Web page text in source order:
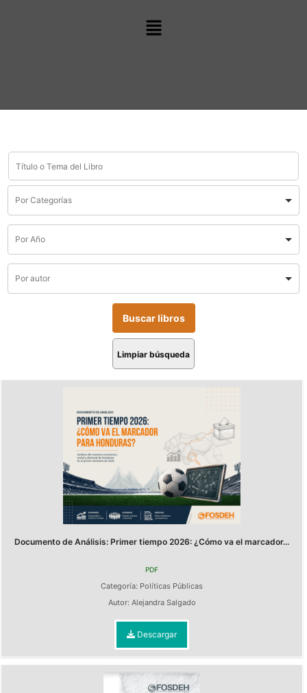
Limpiar búsqueda
Documento de Análisis: Primer tiempo 2026: ¿Cómo va el marcador...
PDF
Categoría: Políticas Públicas
Autor: Alejandra Salgado
Descargar